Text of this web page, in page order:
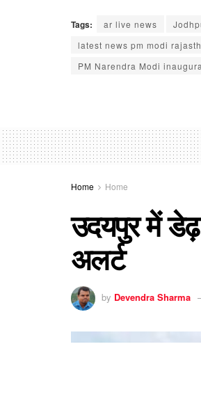
Tags: ar live news
latest news pm modi
PM Narendra Modi
Home Home
उदयपुर में
अलर्ट
by Devendra Sharma